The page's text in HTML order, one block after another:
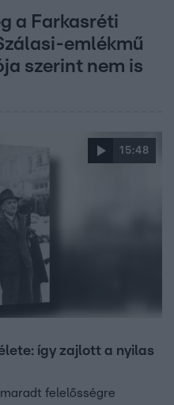
a Farkasréti
emlékmű
szerint nem is
15:48
így zajlott a nyilas
felelősségre